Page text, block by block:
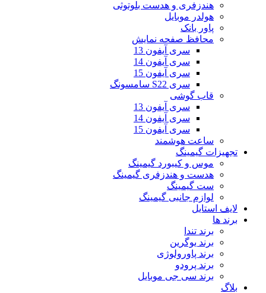
هندزفری و هدست بلوتوثی
هولدر موبایل
پاور بانک
محافظ صفحه نمایش
سری آیفون 13
سری آیفون 14
سری آیفون 15
سری S22 سامسونگ
قاب گوشی
سری آیفون 13
سری آیفون 14
سری آیفون 15
ساعت هوشمند
تجهیزات گیمینگ
موس و کیبورد گیمینگ
هدست و هندزفری گیمینگ
ست گیمینگ
لوازم جانبی گیمینگ
لایف استایل
برند ها
برند تندا
برند یوگرین
برند پاورولوژی
برند پرودو
برند سی جی موبایل
بلاگ